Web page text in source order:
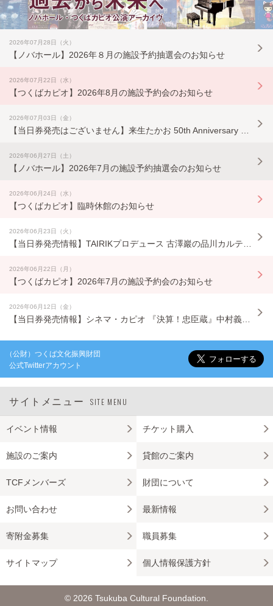
2026年07月28日（火）
【ノバホール】2026年８月の施設予約抽選会のお知らせ
2026年07月22日（水）
【つくばカピオ】2026年8月の施設予約会のお知らせ
2026年07月03日（金）
2026年06月27日（土）
【ノバホール】2026年7月の施設予約抽選会のお知らせ
2026年06月24日（水）
【つくばカピオ】臨時休館のお知らせ
2026年06月23日（火）
2026年06月22日（月）
【つくばカピオ】2026年7月の施設予約会のお知らせ
2026年06月12日（金）
（公財）つくば文化振興財団
公式Twitterアカウント
サイトメニュー SITE MENU
イベント情報 チケット購入
施設のご案内 貸館のご案内
TCFメンバーズ 財団について
お問い合わせ 最新情報
寄附金募集 職員募集
サイトマップ 個人情報保護方針
© 2026 Tsukuba Cultural Foundation.